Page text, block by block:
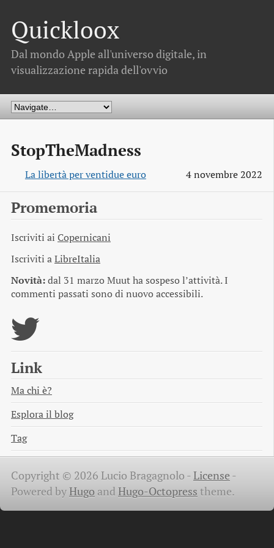
Quickloox
Dal mondo Apple all'universo digitale, in
visualizzazione rapida dell'ovvio
StopTheMadness
La libertà per ventidue euro 4 novembre 2022
Promemoria
Iscriviti ai Copernicani
Iscriviti aLibreItalia
Novità:dal 31 marzo Muut ha sospeso l’attività. I
commenti passati sono di nuovo accessibili.
Link
Ma chi è?
Esplora il blog
Tag
Copyright © 2026 Lucio Bragagnolo -License -
Powered byHugo and Hugo-Octopress theme.